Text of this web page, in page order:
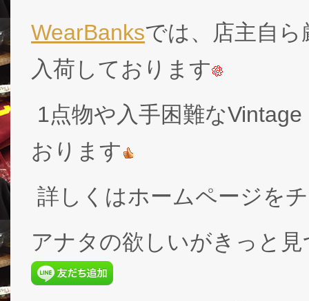
WearBanksでは、店主自
入荷しております
1点物や入手困難な
おります
詳しくはホームページを
アナタの欲しいがきっと